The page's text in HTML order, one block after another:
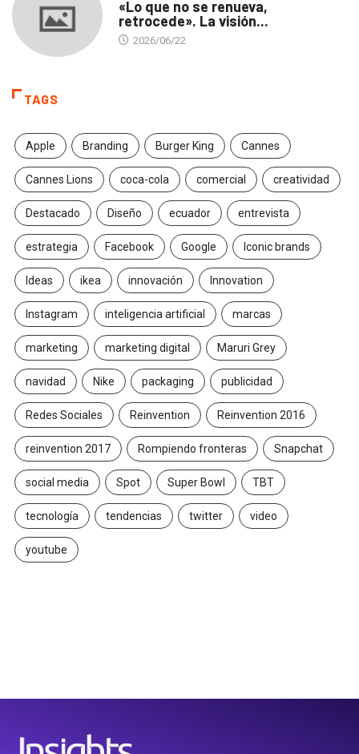
«Lo que no se renueva,
retrocede». La visión...
2026/06/22
TAGS
Apple Branding Burger King Cannes
Cannes Lions coca-cola comercial creatividad
Destacado Diseño ecuador entrevista
estrategia Facebook Google Iconic brands
Ideas ikea innovación Innovation
Instagram inteligencia artificial marcas
marketing marketing digital Maruri Grey
navidad Nike packaging publicidad
Redes Sociales Reinvention Reinvention 2016
reinvention 2017 Rompiendo fronteras Snapchat
social media Spot Super Bowl TBT
tecnología tendencias twitter video
youtube